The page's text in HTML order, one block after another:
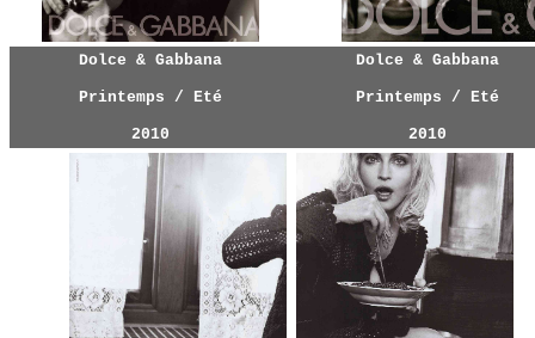
Dolce & Gabbana
Printemps / Eté
2010
Dolce & Gabbana
Printemps / Eté
2010